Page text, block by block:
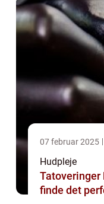
07 februar 2025
Hudpleje
Tatoveringer
finde det